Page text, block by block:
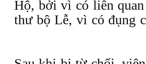
Hộ, bởi vì có liên
thư bộ Lễ, vì có đụng